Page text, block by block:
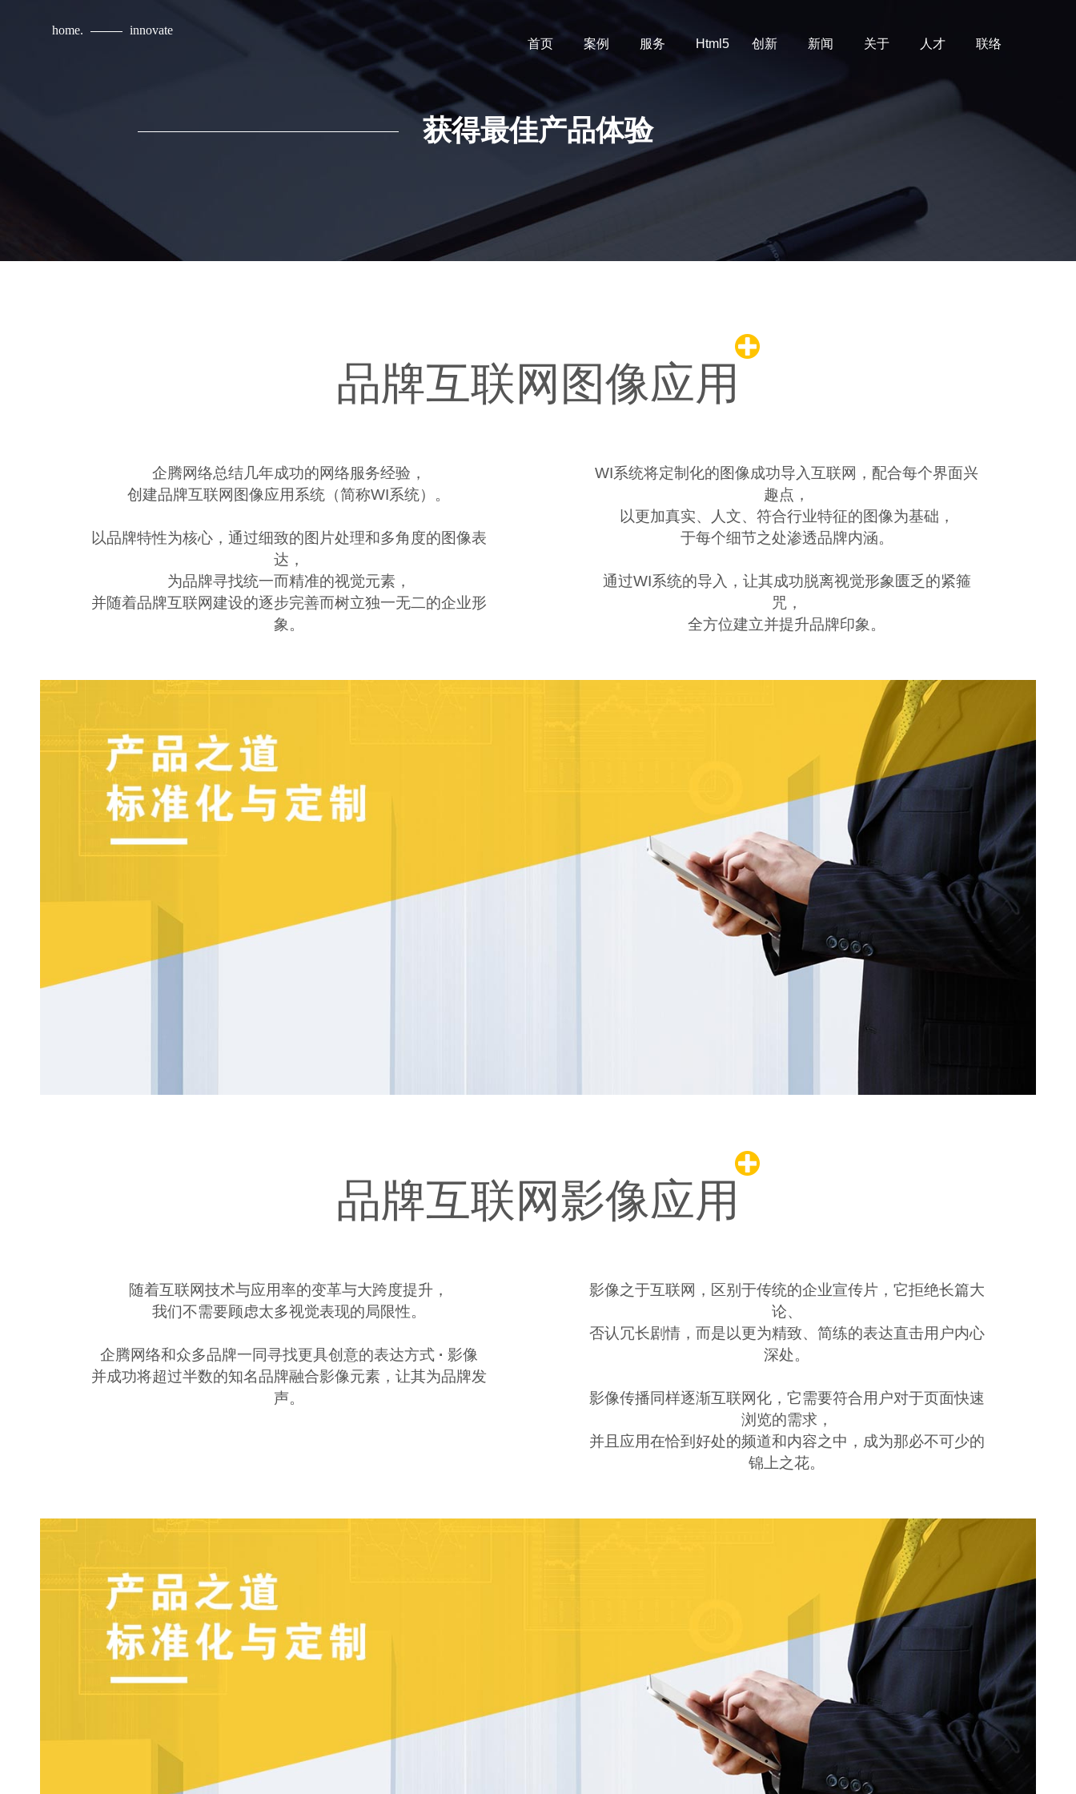
home.
innovate
首页
案例 服务 Html5 创新 新闻 关于 人才 联络
获得最佳产品体验
品牌互联网图像应用
企腾网络总结几年成功的网络服务经验，
创建品牌互联网图像应用系统（简称WI系统）。
以品牌特性为核心，通过细致的图片处理和多角度的图像表
达，
为品牌寻找统一而精准的视觉元素，
并随着品牌互联网建设的逐步完善而树立独一无二的企业形
象。
WI系统将定制化的图像成功导入互联网，配合每个界面兴
趣点，
以更加真实、人文、符合行业特征的图像为基础，
于每个细节之处渗透品牌内涵。
通过WI系统的导入，让其成功脱离视觉形象匮乏的紧箍
咒，
全方位建立并提升品牌印象。
品牌互联网影像应用
随着互联网技术与应用率的变革与大跨度提升，
我们不需要顾虑太多视觉表现的局限性。
企腾网络和众多品牌一同寻找更具创意的表达方式 · 影像
并成功将超过半数的知名品牌融合影像元素，让其为品牌发
声。
影像之于互联网，区别于传统的企业宣传片，它拒绝长篇大
论、
否认冗长剧情，而是以更为精致、简练的表达直击用户内心
深处。
影像传播同样逐渐互联网化，它需要符合用户对于页面快速
浏览的需求，
并且应用在恰到好处的频道和内容之中，成为那必不可少的
锦上之花。